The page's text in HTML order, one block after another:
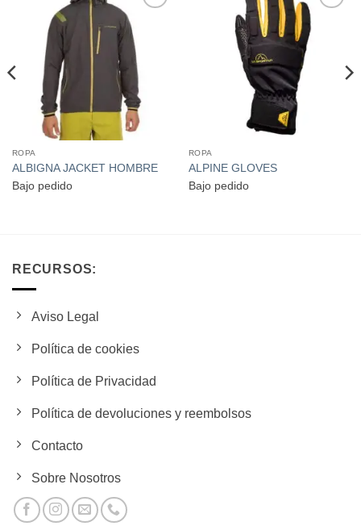
lista de
deseos
ROPA
ALBIGNA JACKET HOMBRE
Bajo pedido
Añadir
ROPA
ALPINE GLOVES
Bajo pedido
RECURSOS:
Aviso Legal
Política de cookies
Política de Privacidad
Política de devoluciones y reembolsos
Contacto
Sobre Nosotros